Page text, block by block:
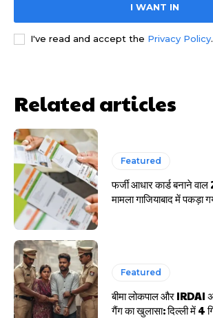
HIGHLIGHT
I WANT IN
I've read and accept the Privacy Policy.
Related articles
Featured
फर्जी आधार कार्ड बनाने वाल
मामला गाजियाबाद में पकड़ा
Featured
बीमा लोकपाल और IRDAI
गैंग का खुलासा: दिल्ली में 4